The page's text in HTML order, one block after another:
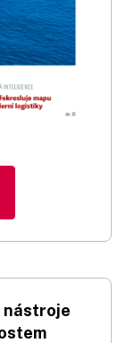
nástroje